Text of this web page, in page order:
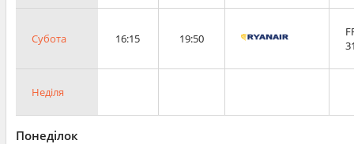
Субота 16:15 19:50
Неділя
Понеділок